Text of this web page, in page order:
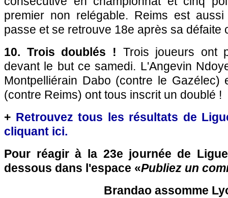
premier non relégable. Reims est
passe et se retrouve 18e après sa défaite
10. Trois doublés ! Trois joueurs ont
devant le but ce samedi. L'Angevin
Montpelliérain Dabo (contre le Gazélec)
(contre Reims) ont tous inscrit un doublé !
+ Retrouvez tous les résultats de
cliquant ici.
Pour réagir à la 23e journée de
dessous dans l'espace «Publiez un
Brandao assomme